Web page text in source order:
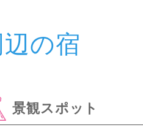
の宿
景観スポット